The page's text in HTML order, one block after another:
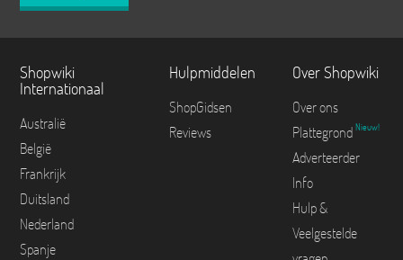
Shopwiki
Internationaal
Australië
België
Frankrijk
Duitsland
Nederland
Spanje
Hulpmiddelen
ShopGidsen
Reviews
Over Shopwiki
Over ons
Plattegrond Nieuw!
Adverteerder
Info
Hulp &
Veelgestelde